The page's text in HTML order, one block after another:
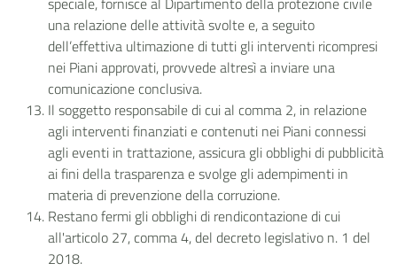
una relazione delle attività svolte e, a seguito
dell’effettiva ultimazione di tutti gli interventi ricompresi
nei Piani approvati, provvede altresì a inviare una
comunicazione conclusiva.
Il soggetto responsabile di cui al comma 2, in relazione
agli interventi finanziati e contenuti nei Piani connessi
agli eventi in trattazione, assicura gli obblighi di pubblicità
ai fini della trasparenza e svolge gli adempimenti in
materia di prevenzione della corruzione.
Restano fermi gli obblighi di rendicontazione di cui
all'articolo 27, comma 4, del decreto legislativo n. 1 del
2018.